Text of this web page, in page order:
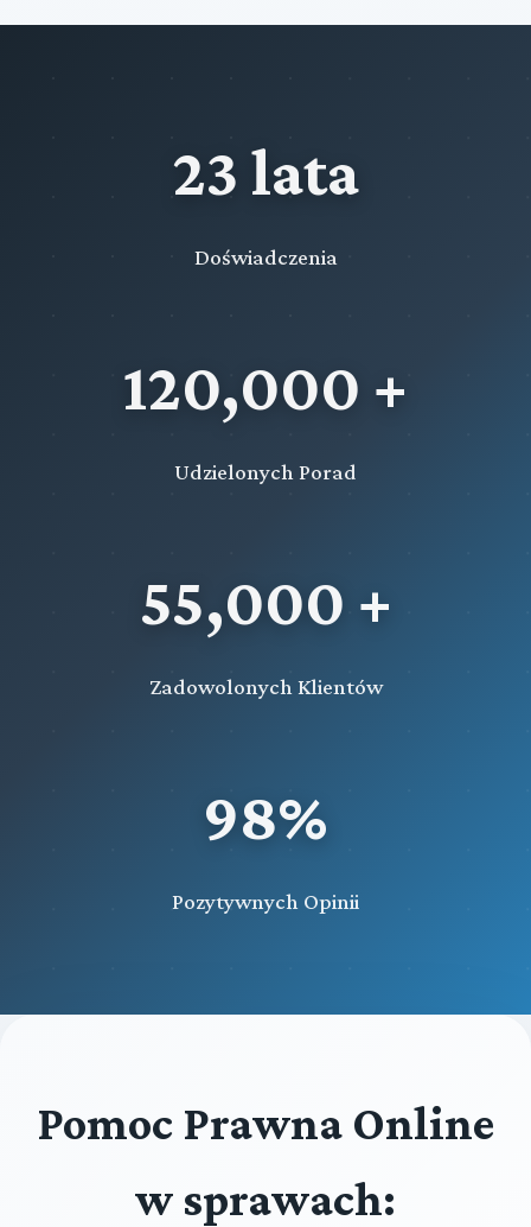
23 lata
Doświadczenia
120,000 +
Udzielonych Porad
55,000 +
Zadowolonych Klientów
98%
Pozytywnych Opinii
Pomoc Prawna Online
w sprawach: